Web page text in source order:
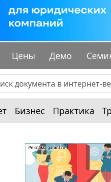
Цены Демо
Бизнес Практика